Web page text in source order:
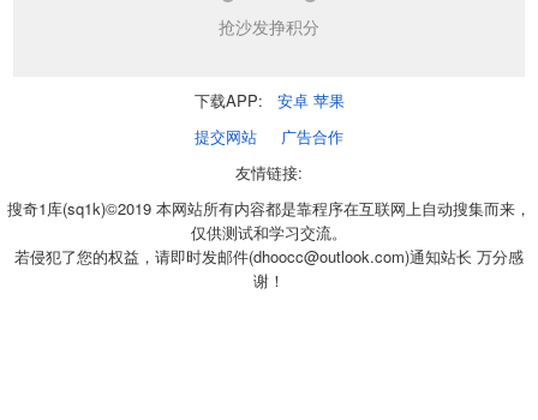
抢沙发挣积分
下载APP: 安卓 苹果
提交网站
广告合作
友情链接:
搜奇1库(sq1k)©2019 本网站所有内容都是靠程序在互联网上自动搜集而来，
仅供测试和学习交流。
若侵犯了您的权益，请即时发邮件(dhoocc@outlook.com)通知站长 万分感
谢！